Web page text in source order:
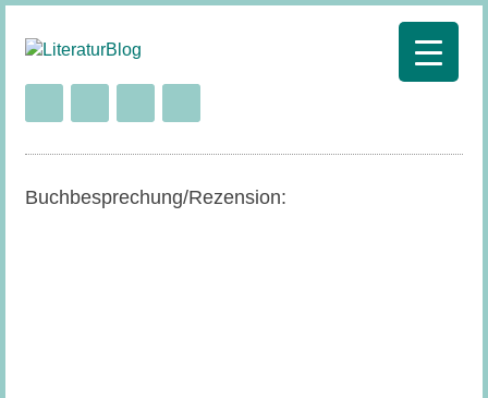
Buchbesprechung/Rezension: